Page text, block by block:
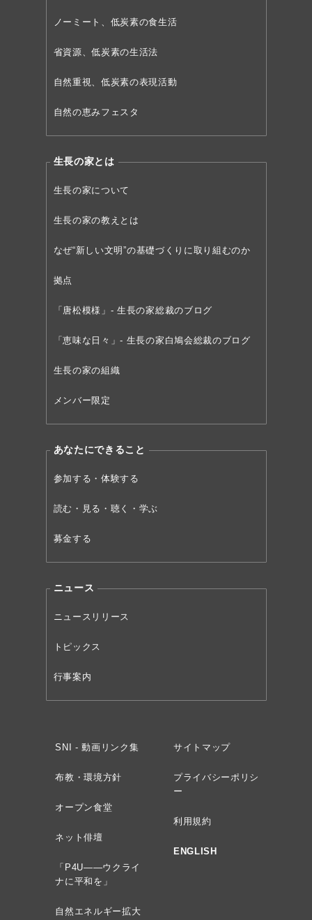
ノーミート、低炭素の食生活
省資源、低炭素の生活法
自然重視、低炭素の表現活動
自然の恵みフェスタ
生長の家とは
生長の家について
生長の家の教えとは
なぜ“新しい文明”の基礎づくりに取り組むのか
拠点
「唐松模様」- 生長の家総裁のブログ
「恵味な日々」- 生長の家白鳩会総裁のブログ
生長の家の組織
メンバー限定
あなたにできること
参加する・体験する
読む・見る・聴く・学ぶ
募金する
ニュース
ニュースリリース
トピックス
行事案内
SNI - 動画リンク集
布教・環境方針
オープン食堂
ネット俳壇
「P4U——ウクライ
ナに平和を」
自然エネルギー拡大
サイトマップ
プライバシーポリシ
ー
利用規約
ENGLISH